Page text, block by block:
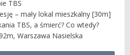
TBS
– mały lokal mieszkalny [30m]
TBS, a śmierć? Co wtedy?
Warszawa Nasielska